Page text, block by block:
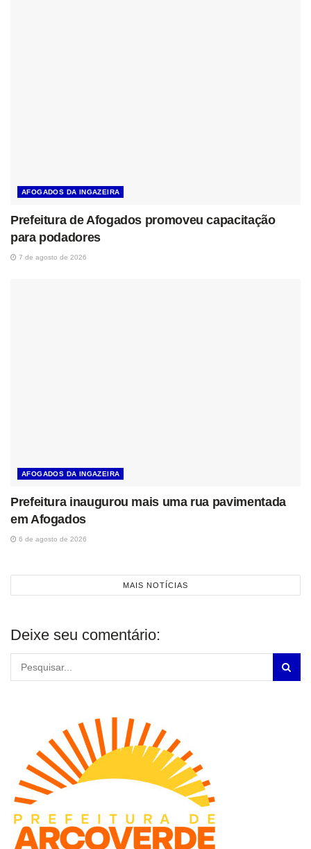
AFOGADOS DA INGAZEIRA
Prefeitura de Afogados promoveu capacitação
para podadores
7 de agosto de 2026
AFOGADOS DA INGAZEIRA
Prefeitura inaugurou mais uma rua pavimentada
em Afogados
6 de agosto de 2026
MAIS NOTÍCIAS
Deixe seu comentário: